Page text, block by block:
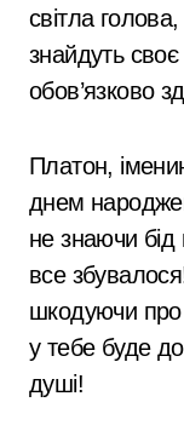
світла
знайдуть своє
обов’язково
Платон, іменинник, від душі вітаю тебе з
днем
не знаючи
все
шкодуючи про
у тебе буде
душі!